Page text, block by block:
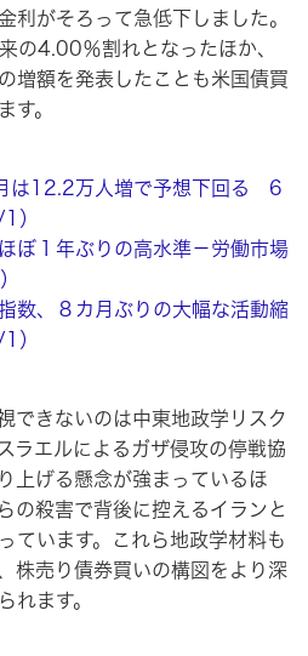
利がそろって急低下しました。
の4.00％割れとなったほか、
増額を発表したことも米国債買
す。
は12.2万人増で予想下回る 6
）
ぼ１年ぶりの高水準－労働市場
数、８カ月ぶりの大幅な活動縮
）
できないのは中東地政学リスク
ラエルによるガザ侵攻の停戦協
上げる懸念が強まっているほ
の殺害で背後に控えるイランと
ています。これら地政学材料も
株売り債券買いの構図をより深
れます。